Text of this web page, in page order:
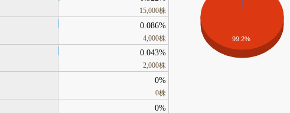
15,000株
0.086%
4,000株
0.043%
2,000株
0%
0株
0%
99.2%